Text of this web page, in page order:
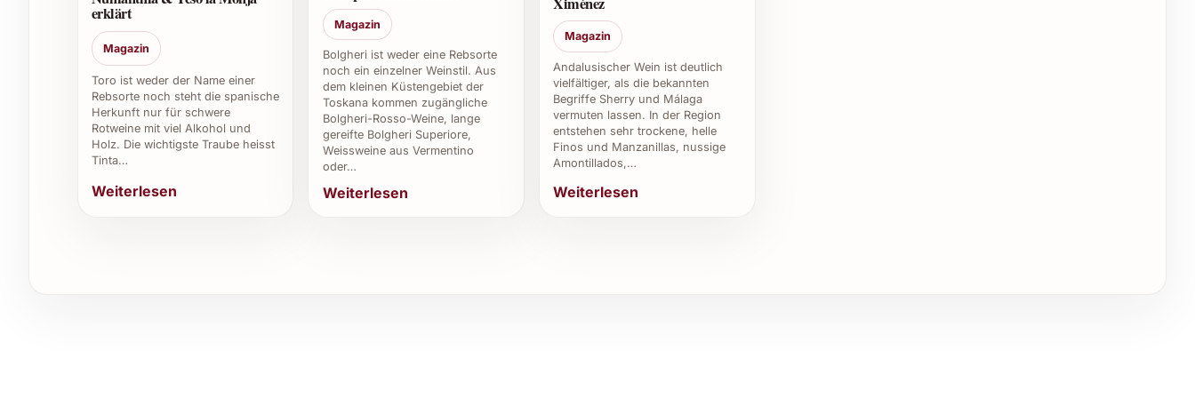
beinhalten können.
6. Welche Besonderheiten hat der Jahrgang 2018?
Das Jahr 2018 brachte in der Rioja-Region ausgezeichnete Wachstumsbedingungen mit mildem
Klima und regelmässigen Niederschlägen, die zu besonders ausgewogenen und langlebigen Weinen
führten.
7. Ist der Glorioso Gran Reserva 2018 gut als Geschenk geeignet?
erklärt
Magazin
Toro ist weder der Name einer
Rebsorte noch steht die spanische
Herkunft nur für schwere
Rotweine mit viel Alkohol und
Holz. Die wichtigste Traube heisst
Tinta…
Weiterlesen
Magazin
Bolgheri ist weder eine Rebsorte
noch ein einzelner Weinstil. Aus
dem kleinen Küstengebiet der
Toskana kommen zugängliche
Bolgheri-Rosso-Weine, lange
gereifte Bolgheri Superiore,
Weissweine aus Vermentino
oder…
Weiterlesen
Magazin
Andalusischer Wein ist deutlich
vielfältiger, als die bekannten
Begriffe Sherry und Málaga
vermuten lassen. In der Region
entstehen sehr trockene, helle
Finos und Manzanillas, nussige
Amontillados,…
Weiterlesen